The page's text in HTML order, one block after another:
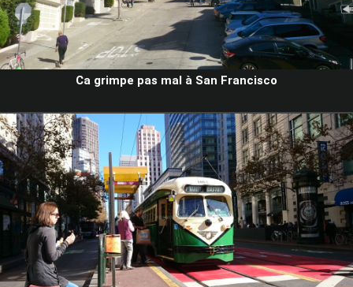
Ca grimpe pas mal à San Francisco